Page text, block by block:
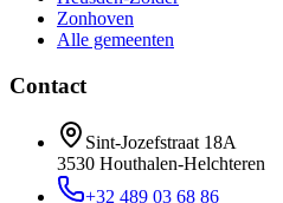
Zonhoven
Alle gemeenten
Contact
Sint-Jozefstraat 18A
3530 Houthalen-Helchteren
+32 489 03 68 86